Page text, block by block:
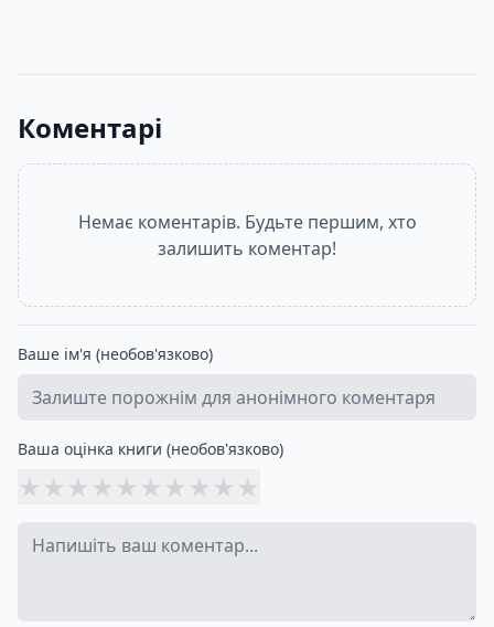
Коментарі
Немає коментарів. Будьте першим, хто
залишить коментар!
Ваше ім'я (необов'язково)
Ваша оцінка книги (необов'язково)
★ ★ ★ ★ ★ ★ ★ ★ ★ ★